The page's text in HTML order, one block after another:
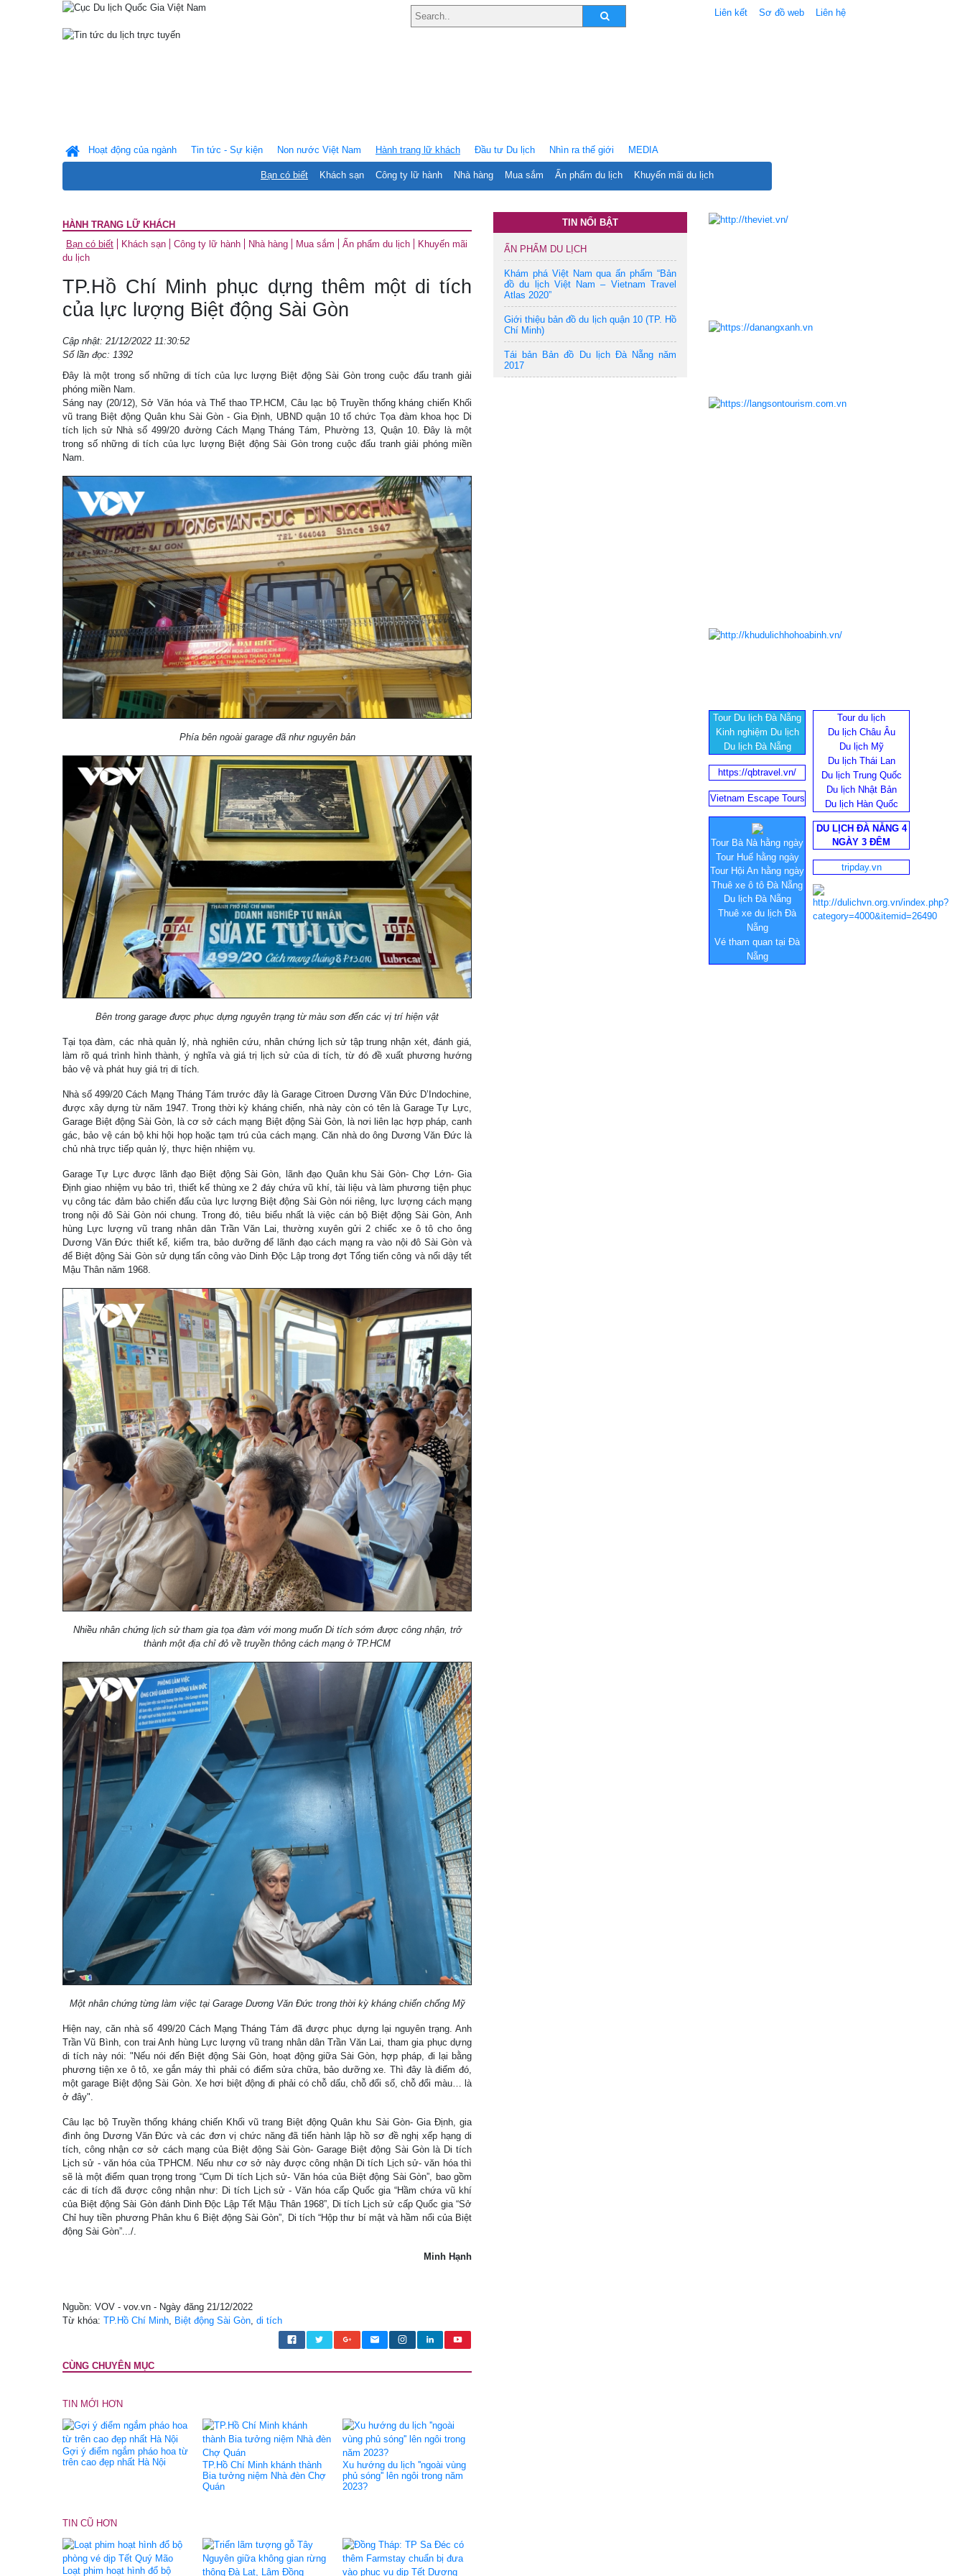
Liên kết Sơ đồ web Liên hệ
Hoạt động của ngành Tin tức - Sự kiện Non nước Việt Nam Hành trang lữ khách
Bạn có biết Khách sạn Công ty lữ hành Nhà hàng Mua sắm Ấn phẩm du lịch Khuyến mãi du lịch
Ðầu tư Du lịch Nhìn ra thế giới MEDIA
HÀNH TRANG LỮ KHÁCH
Bạn có biết
Khách sạn Công ty lữ hành Nhà hàng Mua sắm Ấn phẩm du lịch
Khuyến mãi
du lịch
TP.Hồ Chí Minh phục dựng thêm một di tích
của lực lượng Biệt động Sài Gòn
Cập nhật: 21/12/2022 11:30:52
Số lần đọc: 1392
Đây là một trong số những di tích của lực lượng Biệt động Sài Gòn trong cuộc đấu tranh giải
phóng miền Nam.
Sáng nay (20/12), Sở Văn hóa và Thể thao TP.HCM, Câu lạc bộ Truyền thống kháng chiến Khối
vũ trang Biệt động Quân khu Sài Gòn - Gia Định, UBND quận 10 tổ chức Tọa đàm khoa học Di
tích lịch sử Nhà số 499/20 đường Cách Mạng Tháng Tám, Phường 13, Quận 10. Đây là một
trong số những di tích của lực lượng Biệt động Sài Gòn trong cuộc đấu tranh giải phóng miền
Nam.
Phía bên ngoài garage đã như nguyên bản
Bên trong garage được phục dựng nguyên trạng từ màu sơn đến các vị trí hiện vật
Tại tọa đàm, các nhà quản lý, nhà nghiên cứu, nhân chứng lịch sử tập trung nhận xét, đánh giá,
làm rõ quá trình hình thành, ý nghĩa và giá trị lịch sử của di tích, từ đó đề xuất phương hướng
bảo vệ và phát huy giá trị di tích.
Nhà số 499/20 Cách Mạng Tháng Tám trước đây là Garage Citroen Dương Văn Đức D’Indochine,
được xây dựng từ năm 1947. Trong thời kỳ kháng chiến, nhà này còn có tên là Garage Tự Lực,
Garage Biệt động Sài Gòn, là cơ sở cách mạng Biệt động Sài Gòn, là nơi liên lạc hợp pháp, canh
gác, bảo vệ cán bộ khi hội họp hoặc tạm trú của cách mạng. Căn nhà do ông Dương Văn Đức là
chủ nhà trực tiếp quản lý, thực hiện nhiệm vụ.
Garage Tự Lực được lãnh đạo Biệt động Sài Gòn, lãnh đạo Quân khu Sài Gòn- Chợ Lớn- Gia
Định giao nhiệm vụ bảo trì, thiết kế thùng xe 2 đáy chứa vũ khí, tài liệu và làm phương tiện phục
vụ công tác đảm bảo chiến đấu của lực lượng Biệt động Sài Gòn nói riêng, lực lượng cách mạng
trong nội đô Sài Gòn nói chung. Trong đó, tiêu biểu nhất là việc cán bộ Biệt động Sài Gòn, Anh
hùng Lực lượng vũ trang nhân dân Trần Văn Lai, thường xuyên gửi 2 chiếc xe ô tô cho ông
Dương Văn Đức thiết kế, kiểm tra, bảo dưỡng để lãnh đạo cách mạng ra vào nội đô Sài Gòn và
để Biệt động Sài Gòn sử dụng tấn công vào Dinh Độc Lập trong đợt Tổng tiến công và nổi dậy tết
Mậu Thân năm 1968.
Nhiều nhân chứng lịch sử tham gia tọa đàm với mong muốn Di tích sớm được công nhận, trở
thành một địa chỉ đỏ về truyền thông cách mạng ở TP.HCM
Một nhân chứng từng làm việc tại Garage Dương Văn Đức trong thời kỳ kháng chiến chống Mỹ
Hiện nay, căn nhà số 499/20 Cách Mạng Tháng Tám đã được phục dựng lại nguyên trạng. Anh
Trần Vũ Bình, con trai Anh hùng Lực lượng vũ trang nhân dân Trần Văn Lai, tham gia phục dựng
di tích này nói: "Nếu nói đến Biệt động Sài Gòn, hoạt động giữa Sài Gòn, hợp pháp, đi lại bằng
phương tiện xe ô tô, xe gắn máy thì phải có điểm sửa chữa, bảo dưỡng xe. Thì đây là điểm đó,
một garage Biệt động Sài Gòn. Xe hơi biệt động đi phải có chỗ dấu, chỗ đổi số, chỗ đổi màu… là
ở đây".
Câu lạc bộ Truyền thống kháng chiến Khối vũ trang Biệt động Quân khu Sài Gòn- Gia Định, gia
đình ông Dương Văn Đức và các đơn vị chức năng đã tiến hành lập hồ sơ đề nghị xếp hạng di
tích, công nhận cơ sở cách mạng của Biệt động Sài Gòn- Garage Biệt động Sài Gòn là Di tích
Lịch sử - văn hóa của TPHCM. Nếu như cơ sở này được công nhận Di tích Lịch sử- văn hóa thì
sẽ là một điểm quan trọng trong “Cụm Di tích Lịch sử- Văn hóa của Biệt động Sài Gòn”, bao gồm
các di tích đã được công nhận như: Di tích Lịch sử - Văn hóa cấp Quốc gia “Hầm chứa vũ khí
của Biệt động Sài Gòn đánh Dinh Độc Lập Tết Mậu Thân 1968”, Di tích Lịch sử cấp Quốc gia “Sở
Chỉ huy tiền phương Phân khu 6 Biệt động Sài Gòn”, Di tích “Hộp thư bí mật và hầm nổi của Biệt
động Sài Gòn”.../.
Minh Hạnh
Nguồn: VOV - vov.vn - Ngày đăng 21/12/2022
Từ khóa: TP.Hồ Chí Minh, Biệt động Sài Gòn, di tích
CÙNG CHUYÊN MỤC
TIN MỚI HƠN
Gợi ý điểm ngắm pháo hoa từ
trên cao đẹp nhất Hà Nội
TP.Hồ Chí Minh khánh thành
Bia tưởng niệm Nhà đèn Chợ
Quán
Xu hướng du lịch ''ngoài vùng
phủ sóng'' lên ngôi trong năm
2023?
TIN CŨ HƠN
Loạt phim hoạt hình đổ bộ
TIN NỔI BẬT
ẤN PHẨM DU LỊCH
Khám phá Việt Nam qua ấn phẩm “Bản
đồ du lịch Việt Nam – Vietnam Travel
Atlas 2020”
Giới thiệu bản đồ du lịch quận 10 (TP. Hồ
Chí Minh)
Tái bản Bản đồ Du lịch Đà Nẵng năm
2017
Tour Du lịch Đà Nẵng
Kinh nghiệm Du lịch
Du lịch Đà Nẵng
Tour du lịch
Du lịch Châu Âu
Du lịch Mỹ
Du lịch Thái Lan
Du lịch Trung Quốc
Du lịch Nhật Bản
Du lịch Hàn Quốc
https://qbtravel.vn/
Vietnam Escape Tours
Tour Bà Nà hằng ngày
Tour Huế hằng ngày
Tour Hội An hằng ngày
Thuê xe ô tô Đà Nẵng
Du lịch Đà Nẵng
Thuê xe du lịch Đà
Nẵng
Vé tham quan tại Đà
Nẵng
DU LỊCH ĐÀ NẴNG 4
NGÀY 3 ĐÊM
tripday.vn